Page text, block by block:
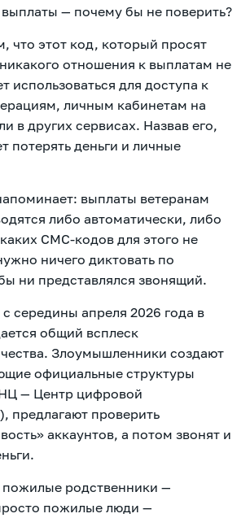
выплаты — почему бы не поверить?
что этот код, который просят
отношения к выплатам не
использоваться для доступа к
личным кабинетам на
в других сервисах. Назвав его,
потерять деньги и личные
выплаты ветеранам
либо автоматически, либо
СМС-кодов для этого не
ничего диктовать по
ни представлялся звонящий.
середины апреля 2026 года в
общий всплеск
Злоумышленники создают
официальные структуры
— Центр цифровой
предлагают проверить
аккаунтов, а потом звонят и
пожилые родственники —
пожилые люди —